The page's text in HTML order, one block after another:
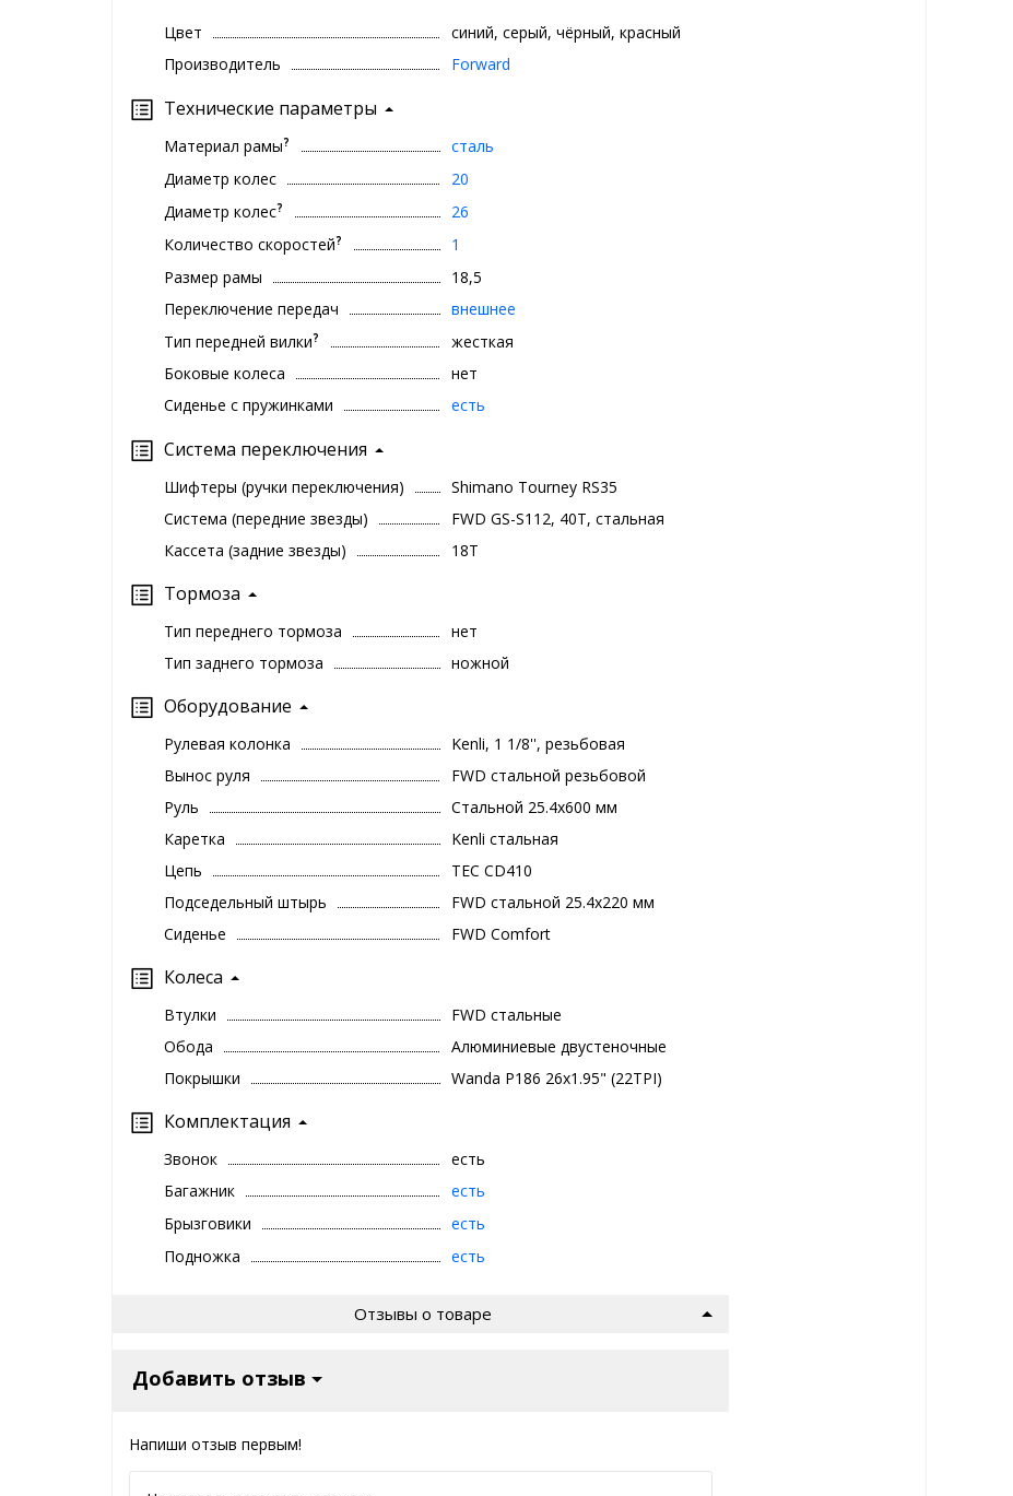
Цвет
синий, серый, чёрный, красный
Производитель
Forward
Технические параметры
Материал рамы?
сталь
Диаметр колес
20
Диаметр колес?
26
Количество скоростей?
1
Размер рамы
18,5
Переключение передач
внешнее
Тип передней вилки?
жесткая
Боковые колеса
нет
Сиденье с пружинками
есть
Система переключения
Шифтеры (ручки переключения)
Shimano Tourney RS35
Система (передние звезды)
FWD GS-S112, 40T, стальная
Кассета (задние звезды)
18T
Тормоза
Тип переднего тормоза
нет
Тип заднего тормоза
ножной
Оборудование
Рулевая колонка
Kenli, 1 1/8'', резьбовая
Вынос руля
FWD стальной резьбовой
Руль
Стальной 25.4х600 мм
Каретка
Kenli стальная
Цепь
TEC CD410
Подседельный штырь
FWD стальной 25.4x220 мм
Сиденье
FWD Comfort
Колеса
Втулки
FWD стальные
Обода
Алюминиевые двустеночные
Покрышки
Wanda P186 26x1.95" (22TPI)
Комплектация
Звонок
есть
Багажник
есть
Брызговики
есть
Подножка
есть
Отзывы о товаре
Добавить отзыв
Напиши отзыв первым!